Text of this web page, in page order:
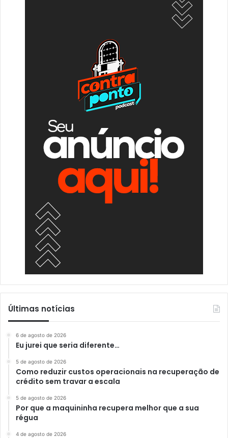
Últimas notícias
6 de agosto de 2026
Eu jurei que seria diferente…
5 de agosto de 2026
Como reduzir custos operacionais na recuperação de
crédito sem travar a escala
5 de agosto de 2026
Por que a maquininha recupera melhor que a sua
régua
4 de agosto de 2026